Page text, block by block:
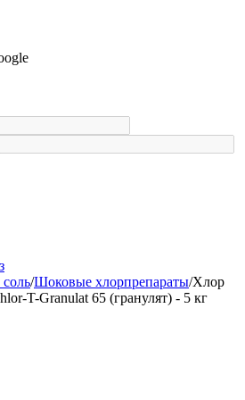
/Шоковые хлорпрепараты/Хлор
T-Granulat 65 (гранулят) - 5 кг